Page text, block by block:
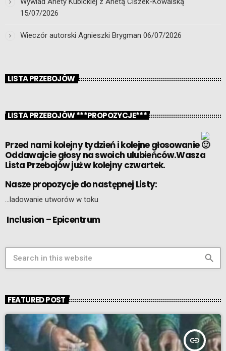
15/07/2026
Wieczór autorski Agnieszki Brygman 06/07/2026
LISTA PRZEBOJÓW
LISTA PRZEBOJÓW ***PROPOZYCJE***
Przed nami kolejny tydzień i kolejne głosowanie
Oddawajcie głosy na swoich ulubieńców.Wasza
Lista Przebojów już w kolejny czwartek.
Nasze propozycje do następnej Listy:
…ladowanie utworów w toku
Inclusion – Epicentrum
search
FEATURED POST
insert_link